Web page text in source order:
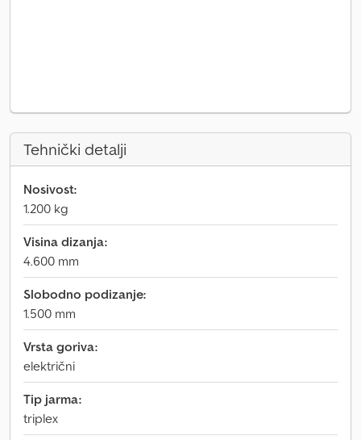
Tehnički detalji
Nosivost:
1.200 kg
Visina dizanja:
4.600 mm
Slobodno podizanje:
1.500 mm
Vrsta goriva:
električni
Tip jarma:
triplex